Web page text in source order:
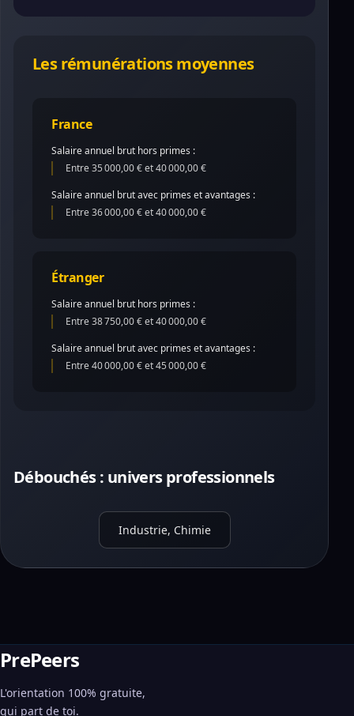
Les rémunérations moyennes
France
Salaire annuel brut hors primes :
Entre 35 000,00 € et 40 000,00 €
Salaire annuel brut avec primes et avantages :
Entre 36 000,00 € et 40 000,00 €
Étranger
Salaire annuel brut hors primes :
Entre 38 750,00 € et 40 000,00 €
Salaire annuel brut avec primes et avantages :
Entre 40 000,00 € et 45 000,00 €
Débouchés : univers professionnels
Industrie, Chimie
PrePeers
L'orientation 100% gratuite,
qui part de toi.